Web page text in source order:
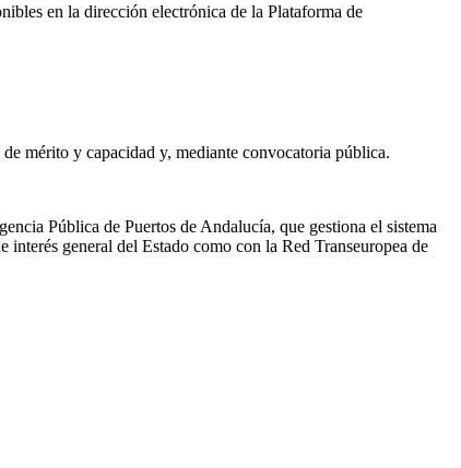
en la dirección electrónica de la Plataforma de
mérito y capacidad y, mediante convocatoria pública.
Pública de Puertos de Andalucía, que gestiona el sistema
general del Estado como con la Red Transeuropea de